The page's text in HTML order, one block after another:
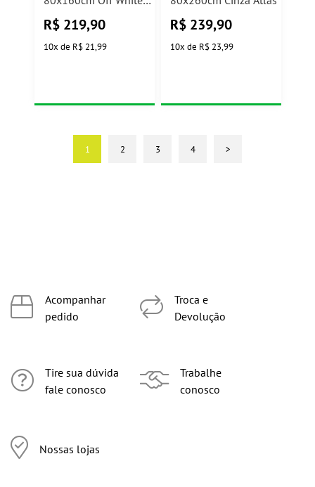
R$ 219,90
10x de R$ 21,99
R$ 239,90
10x de R$ 23,99
1 2 3 4 >
Acompanhar
pedido
Tire sua dúvida
fale conosco
Nossas lojas
Troca e
Devolução
Trabalhe
conosco